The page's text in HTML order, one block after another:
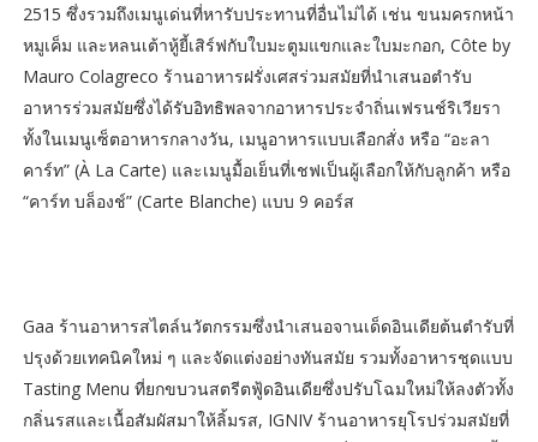
2515 ซึ่งรวมถึงเมนูเด่นที่หารับประทานที่อื่นไม่ได้ เช่น ขนมครกหน้า
หมูเค็ม และหลนเต้าหู้ยี้เสิร์ฟกับใบมะตูมแขกและใบมะกอก, Côte by
Mauro Colagreco ร้านอาหารฝรั่งเศสร่วมสมัยที่นำเสนอตำรับ
อาหารร่วมสมัยซึ่งได้รับอิทธิพลจากอาหารประจำถิ่นเฟรนช์ริเวียรา
ทั้งในเมนูเซ็ตอาหารกลางวัน, เมนูอาหารแบบเลือกสั่ง หรือ “อะลา
คาร์ท” (À La Carte) และเมนูมื้อเย็นที่เชฟเป็นผู้เลือกให้กับลูกค้า หรือ
“คาร์ท บล็องช์” (Carte Blanche) แบบ 9 คอร์ส
Gaa ร้านอาหารสไตล์นวัตกรรมซึ่งนำเสนอจานเด็ดอินเดียต้นตำรับที่
ปรุงด้วยเทคนิคใหม่ ๆ และจัดแต่งอย่างทันสมัย รวมทั้งอาหารชุดแบบ
Tasting Menu ที่ยกขบวนสตรีตฟู้ดอินเดียซึ่งปรับโฉมใหม่ให้ลงตัวทั้ง
กลิ่นรสและเนื้อสัมผัสมาให้ลิ้มรส, IGNIV ร้านอาหารยุโรปร่วมสมัยที่